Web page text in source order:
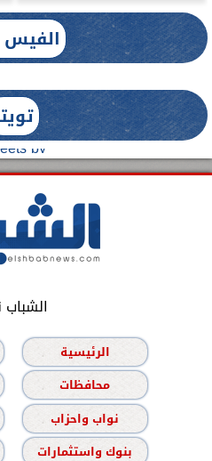
by
الشباب
الرئيسية
محافظات
نواب واحزاب
بنوك واستثمارات